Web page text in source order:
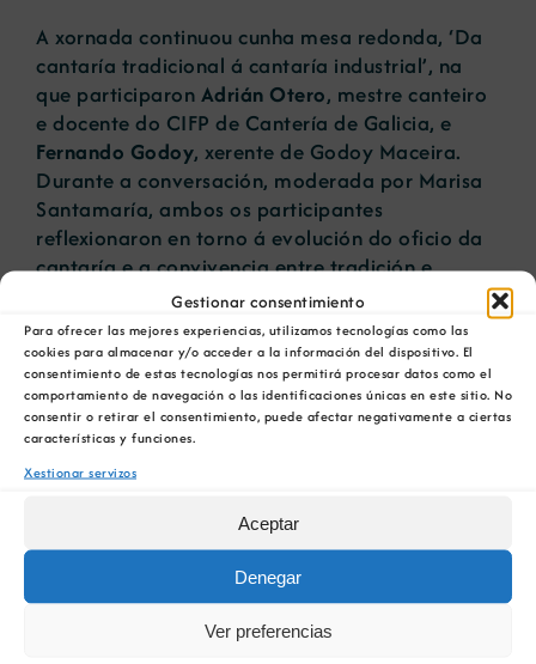
Gestionar consentimiento
Para ofrecer las mejores experiencias, utilizamos tecnologías como las
cookies para almacenar y/o acceder a la información del dispositivo. El
consentimiento de estas tecnologías nos permitirá procesar datos como el
comportamiento de navegación o las identificaciones únicas en este sitio. No
consentir o retirar el consentimiento, puede afectar negativamente a ciertas
características y funciones.
Xestionar servizos
Aceptar
Denegar
Ver preferencias
A xornada continuou cunha mesa redonda, ‘Da
cantaría tradicional á cantaría industrial’, na
que participaron Adrián Otero, mestre canteiro
e docente do CIFP de Cantería de Galicia, e
Fernando Godoy, xerente de Godoy Maceira.
Durante a conversación, moderada por Marisa
Santamaría, ambos os participantes
reflexionaron en torno á evolución do oficio da
cantaría e a convivencia entre tradición e
Marisa Santamaría conversa con Adrián Otero e
Fernando Godoy.